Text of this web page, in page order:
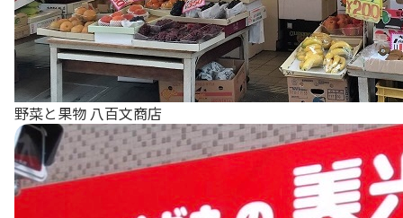
野菜と果物 八百文商店